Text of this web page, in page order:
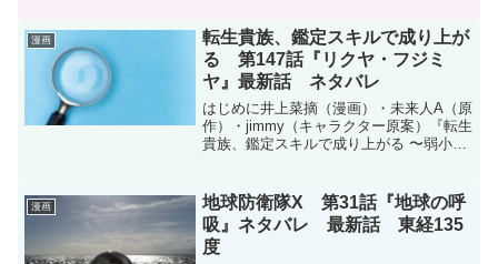
アフタヌーン 2024年6月号 kindle版購...
漫画
転生貴族、鑑定スキルで成り上が
る 第147話『リクヤ・フジミ
ヤ』最新話 ネタバレ
はじめに井上菜摘（漫画）・未来人A（原
作）・jimmy（キャラクター原案）『転生
貴族、鑑定スキルで成り上がる 〜弱小領
147話のネタバレです。転生貴族、鑑定ス
キルで成り...
漫画
地球防衛隊X 第31話『地球の呼
吸』ネタバレ 最新話 東経135
度